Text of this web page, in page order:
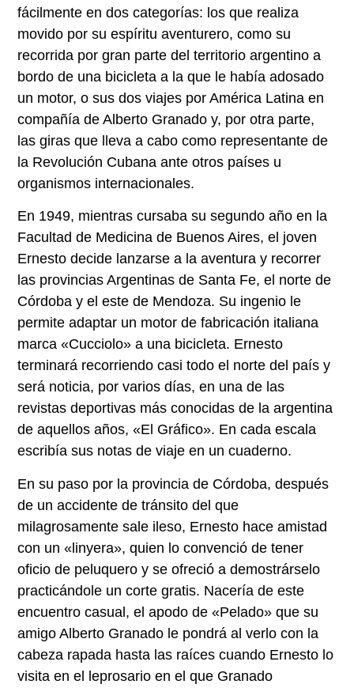
fácilmente en dos categorías: los que realiza
movido por su espíritu aventurero, como su
recorrida por gran parte del territorio argentino a
bordo de una bicicleta a la que le había adosado
un motor, o sus dos viajes por América Latina en
compañía de Alberto Granado y, por otra parte,
las giras que lleva a cabo como representante de
la Revolución Cubana ante otros países u
organismos internacionales.
En 1949, mientras cursaba su segundo año en la
Facultad de Medicina de Buenos Aires, el joven
Ernesto decide lanzarse a la aventura y recorrer
las provincias Argentinas de Santa Fe, el norte de
Córdoba y el este de Mendoza. Su ingenio le
permite adaptar un motor de fabricación italiana
marca «Cucciolo» a una bicicleta. Ernesto
terminará recorriendo casi todo el norte del país y
será noticia, por varios días, en una de las
revistas deportivas más conocidas de la argentina
de aquellos años, «El Gráfico». En cada escala
escribía sus notas de viaje en un cuaderno.
En su paso por la provincia de Córdoba, después
de un accidente de tránsito del que
milagrosamente sale ileso, Ernesto hace amistad
con un «linyera», quien lo convenció de tener
oficio de peluquero y se ofreció a demostrárselo
practicándole un corte gratis. Nacería de este
encuentro casual, el apodo de «Pelado» que su
amigo Alberto Granado le pondrá al verlo con la
cabeza rapada hasta las raíces cuando Ernesto lo
visita en el leprosario en el que Granado